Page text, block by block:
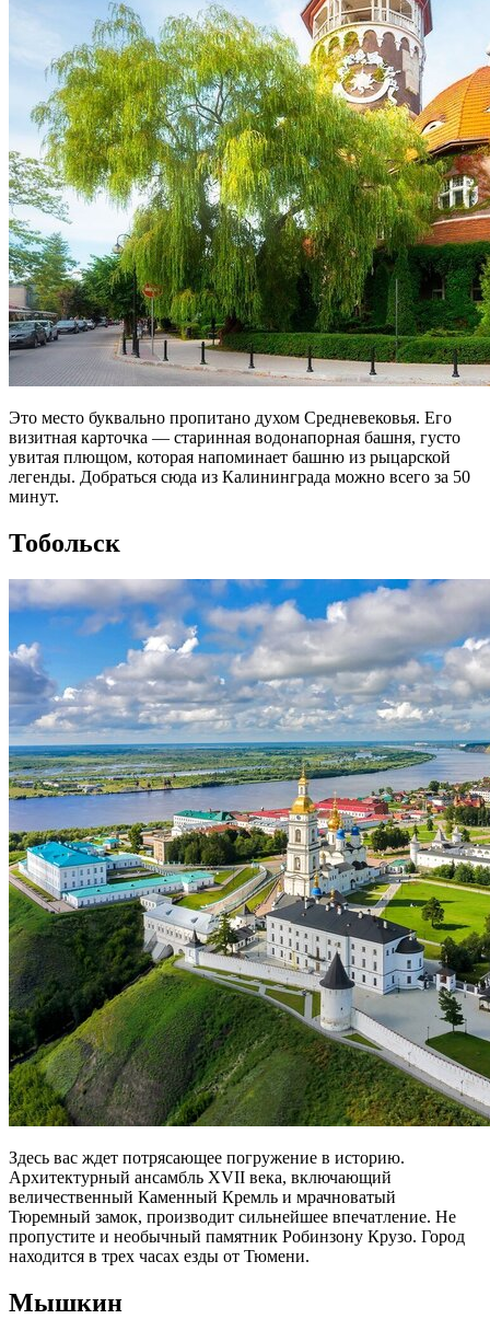
Это место буквально пропитано духом Средневековья. Его
визитная карточка — старинная водонапорная башня, густо
увитая плющом, которая напоминает башню из рыцарской
легенды. Добраться сюда из Калининграда можно всего за 50
минут.
Тобольск
Здесь вас ждет потрясающее погружение в историю.
Архитектурный ансамбль XVII века, включающий
величественный Каменный Кремль и мрачноватый
Тюремный замок, производит сильнейшее впечатление. Не
пропустите и необычный памятник Робинзону Крузо. Город
находится в трех часах езды от Тюмени.
Мышкин